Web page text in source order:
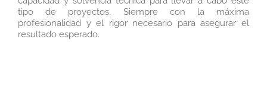
tipo de proyectos. Siempre con la máxima
profesionalidad y el rigor necesario para asegurar el
resultado esperado.